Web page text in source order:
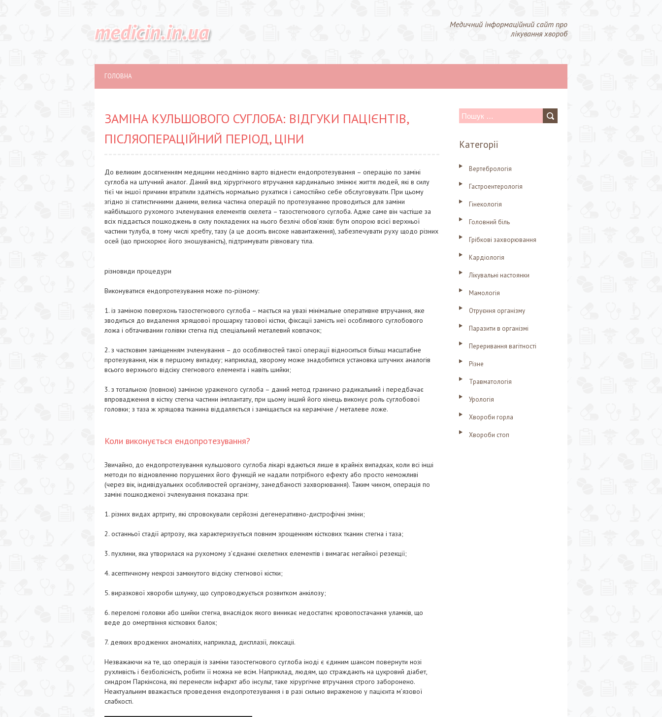
medicin.in.ua
Медичний інформаційний сайт про
лікування хвороб
ГОЛОВНА
ЗАМІНА КУЛЬШОВОГО СУГЛОБА: ВІДГУКИ ПАЦІЄНТІВ,
ПІСЛЯОПЕРАЦІЙНИЙ ПЕРІОД, ЦІНИ
До великим досягненням медицини неодмінно варто віднести ендопротезування – операцію по заміні
суглоба на штучний аналог. Даний вид хірургічного втручання кардинально змінює життя людей, які в силу
тієї чи іншої причини втратили здатність нормально рухатися і самостійно себе обслуговувати. При цьому
згідно зі статистичними даними, велика частина операцій по протезуванню проводиться для заміни
найбільшого рухомого зчленування елементів скелета – тазостегнового суглоба. Адже саме він частіше за
всіх піддається пошкоджень в силу покладених на нього безлічі обов’язків: бути опорою всієї верхньої
частини тулуба, в тому числі хребту, тазу (а це досить високе навантаження), забезпечувати руху щодо різних
осей (що прискорює його зношуваність), підтримувати рівновагу тіла.
різновиди процедури
Виконуватися ендопротезування може по-різному:
1. із заміною поверхонь тазостегнового суглоба – мається на увазі мінімальне оперативне втручання, яке
зводиться до видалення хрящової прошарку тазової кістки, фіксації замість неї особливого суглобового
ложа і обтачивании голівки стегна під спеціальний металевий ковпачок;
2. з частковим заміщенням зчленування – до особливостей такої операції відноситься більш масштабне
протезування, ніж в першому випадку; наприклад, хворому може знадобитися установка штучних аналогів
всього верхнього відсіку стегнового елемента і навіть шийки;
3. з тотальною (повною) заміною ураженого суглоба – даний метод гранично радикальний і передбачає
впровадження в кістку стегна частини імплантату, при цьому інший його кінець виконує роль суглобової
головки; з таза ж хрящова тканина віддаляється і заміщається на керамічне / металеве ложе.
Коли виконується ендопротезування?
Звичайно, до ендопротезування кульшового суглоба лікарі вдаються лише в крайніх випадках, коли всі інші
методи по відновленню порушених його функцій не надали потрібного ефекту або просто неможливі
(через вік, індивідуальних особливостей організму, занедбаності захворювання). Таким чином, операція по
заміні пошкодженої зчленування показана при:
1. різних видах артриту, які спровокували серйозні дегенеративно-дистрофічні зміни;
2. останньої стадії артрозу, яка характеризується повним зрощенням кісткових тканин стегна і таза;
3. пухлини, яка утворилася на рухомому з’єднанні скелетних елементів і вимагає негайної резекції;
4. асептичному некрозі замкнутого відсіку стегнової кістки;
5. виразкової хвороби шлунку, що супроводжується розвитком анкілозу;
6. переломі головки або шийки стегна, внаслідок якого виникає недостатнє кровопостачання уламків, що
веде до омертвіння кісткових балок;
7. деяких вроджених аномаліях, наприклад, дисплазії, люксаціі.
Незважаючи на те, що операція із заміни тазостегнового суглоба іноді є єдиним шансом повернути нозі
рухливість і безболісність, робити її можна не всім. Наприклад, людям, що страждають на цукровий діабет,
синдром Паркінсона, які перенесли інфаркт або інсульт, таке хірургічне втручання строго заборонено.
Неактуальним вважається проведення ендопротезування і в разі сильно вираженою у пацієнта м’язової
слабкості.
П
ш
Категорії
Вертебрологія
Гастроентерологія
Гінекологія
Головний біль
Грібкові захворювання
Кардіологія
Лікувальні настоянки
Мамологія
Отруєння організму
Паразити в організмі
Переривання вагітності
Різне
Травматологія
Урологія
Хвороби горла
Хвороби стоп